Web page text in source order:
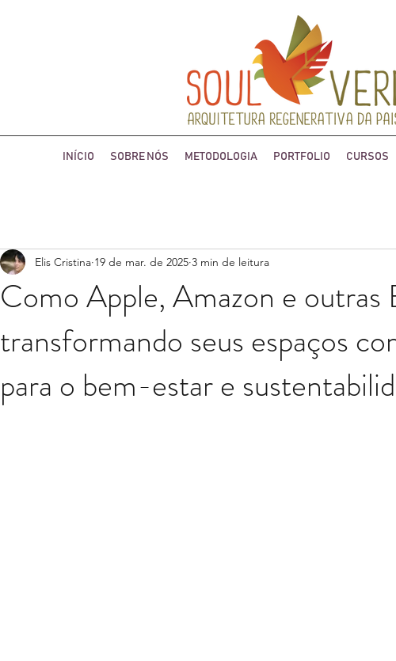
INÍCIO SOBRE NÓS METODOLOGIA PORTFOLIO CURSOS
Como Apple, Amazon e outras
transformando seus espaços
para o bem-estar e
Elis Cristina 19 de mar. de 2025 3 min de leitura